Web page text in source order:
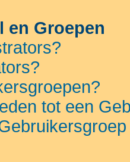
en Groepen
tot een